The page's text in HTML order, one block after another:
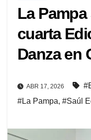
La
cuarta
Danza en
ABR 17, 2026
#La Pampa, #Saúl